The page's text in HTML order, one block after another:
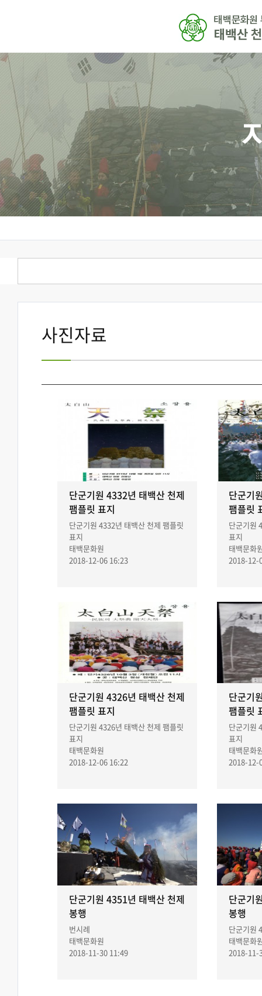
사진자료
단군기원 4332년 태백산 천제
팸플릿 표지
단군기원 4332년 태백산 천제 팸플릿
표지
태백문화원
2018-12-06 16:23
단군기
팸플릿
단군기원
표지
태백문화
2018-12-
단군기원 4326년 태백산 천제
팸플릿 표지
단군기원 4326년 태백산 천제 팸플릿
표지
태백문화원
2018-12-06 16:22
단군기
팸플릿
단군기원
표지
태백문화
2018-12-
단군기원 4351년 태백산 천제
봉행
번시례
태백문화원
2018-11-30 11:49
단군기
봉행
단군기원
태백문화
2018-11-